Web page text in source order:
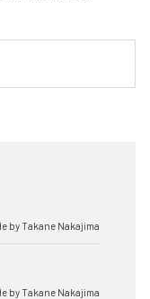
by Takane Nakajima
by Takane Nakajima